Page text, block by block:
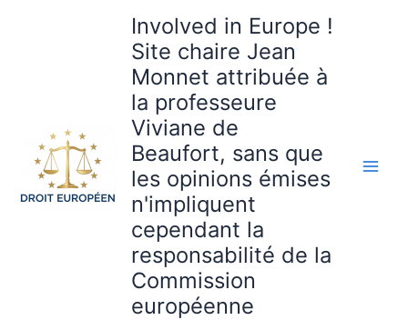
Involved in Europe !
Site chaire Jean
Monnet attribuée à
la professeure
Viviane de
Beaufort, sans que
les opinions émises
n'impliquent
cependant la
responsabilité de la
Commission
européenne